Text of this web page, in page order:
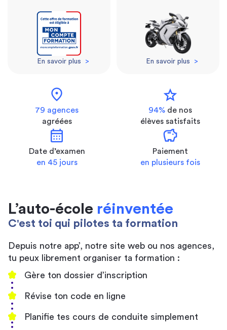
En savoir plus > En savoir plus >
location_on
79 agences
agréées
star
94% de nos
élèves satisfaits
calendar_month
Date d’examen
en 45 jours
savings
Paiement
en plusieurs fois
L’auto-école réinventée
C'est toi qui pilotes ta formation
Depuis notre app’, notre site web ou nos agences,
tu peux librement organiser ta formation :
Gère ton dossier d’inscription
Révise ton code en ligne
Planifie tes cours de conduite simplement